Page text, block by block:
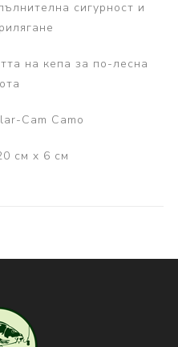
сигурност и
на кепа за по-лесна
Cam Camo
см x 6 см